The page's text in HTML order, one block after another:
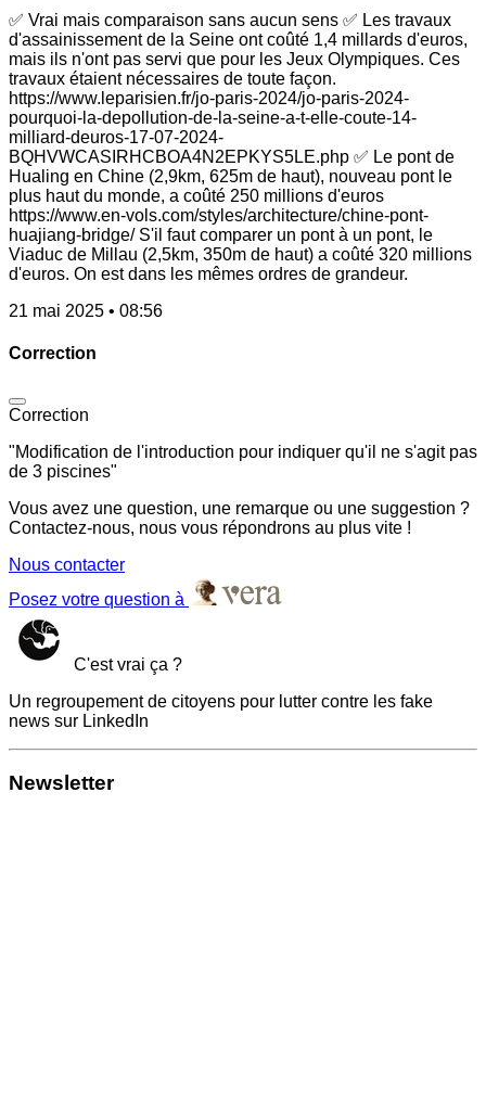
✅ Vrai mais comparaison sans aucun sens ✅ Les travaux
d'assainissement de la Seine ont coûté 1,4 millards d'euros,
mais ils n'ont pas servi que pour les Jeux Olympiques. Ces
travaux étaient nécessaires de toute façon.
https://www.leparisien.fr/jo-paris-2024/jo-paris-2024-
pourquoi-la-depollution-de-la-seine-a-t-elle-coute-14-
milliard-deuros-17-07-2024-
BQHVWCASIRHCBOA4N2EPKYS5LE.php ✅ Le pont de
Hualing en Chine (2,9km, 625m de haut), nouveau pont le
plus haut du monde, a coûté 250 millions d'euros
https://www.en-vols.com/styles/architecture/chine-pont-
huajiang-bridge/ S'il faut comparer un pont à un pont, le
Viaduc de Millau (2,5km, 350m de haut) a coûté 320 millions
d'euros. On est dans les mêmes ordres de grandeur.
21 mai 2025 • 08:56
Correction
Correction
"Modification de l'introduction pour indiquer qu'il ne s'agit pas
de 3 piscines"
Vous avez une question, une remarque ou une suggestion ?
Contactez-nous, nous vous répondrons au plus vite !
Nous contacter
Posez votre question à
C'est vrai ça ?
Un regroupement de citoyens pour lutter contre les fake
news sur LinkedIn
Newsletter